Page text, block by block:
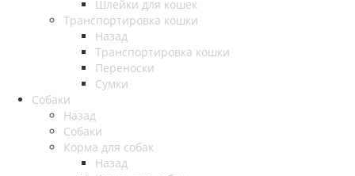
Шлейки для кошек
Транспортировка кошки
Назад
Транспортировка кошки
Переноски
Сумки
Собаки
Назад
Собаки
Корма для собак
Назад